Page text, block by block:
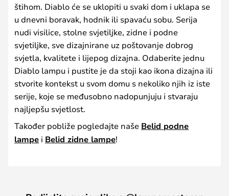
štihom. Diablo će se uklopiti u svaki dom i uklapa se
u dnevni boravak, hodnik ili spavaću sobu. Serija
nudi visilice, stolne svjetiljke, zidne i podne
svjetiljke, sve dizajnirane uz poštovanje dobrog
svjetla, kvalitete i lijepog dizajna. Odaberite jednu
Diablo lampu i pustite je da stoji kao ikona dizajna ili
stvorite kontekst u svom domu s nekoliko njih iz iste
serije, koje se međusobno nadopunjuju i stvaraju
najljepšu svjetlost.
Također pobliže pogledajte naše Belid podne
lampe i Belid zidne lampe!